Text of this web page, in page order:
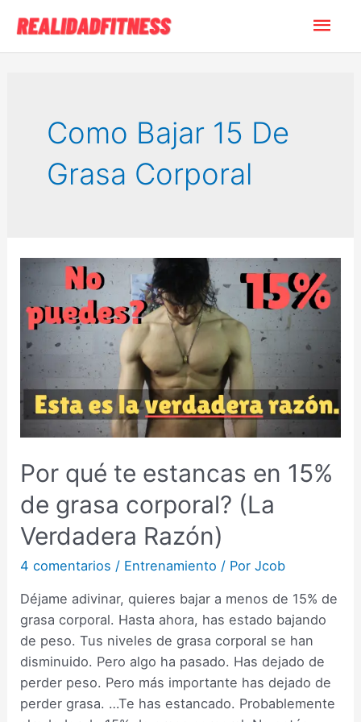
contenido
Como Bajar 15 De
Grasa Corporal
Por qué te estancas en 15%
de grasa corporal? (La
Verdadera Razón)
4 comentarios / Entrenamiento / PorJcob
Déjame adivinar, quieres bajar a menos de 15% de
grasa corporal. Hasta ahora, has estado bajando
de peso. Tus niveles de grasa corporal se han
disminuido. Pero algo ha pasado. Has dejado de
perder peso. Pero más importante has dejado de
perder grasa. …Te has estancado. Probablemente